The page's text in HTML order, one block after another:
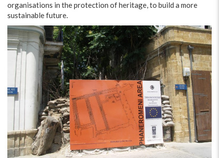
organisations in the protection of heritage, to build a more
sustainable future.